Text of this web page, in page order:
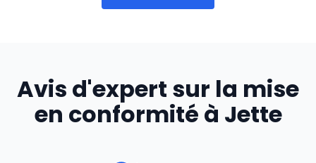
Avis d'expert sur la mise
en conformité à Jette